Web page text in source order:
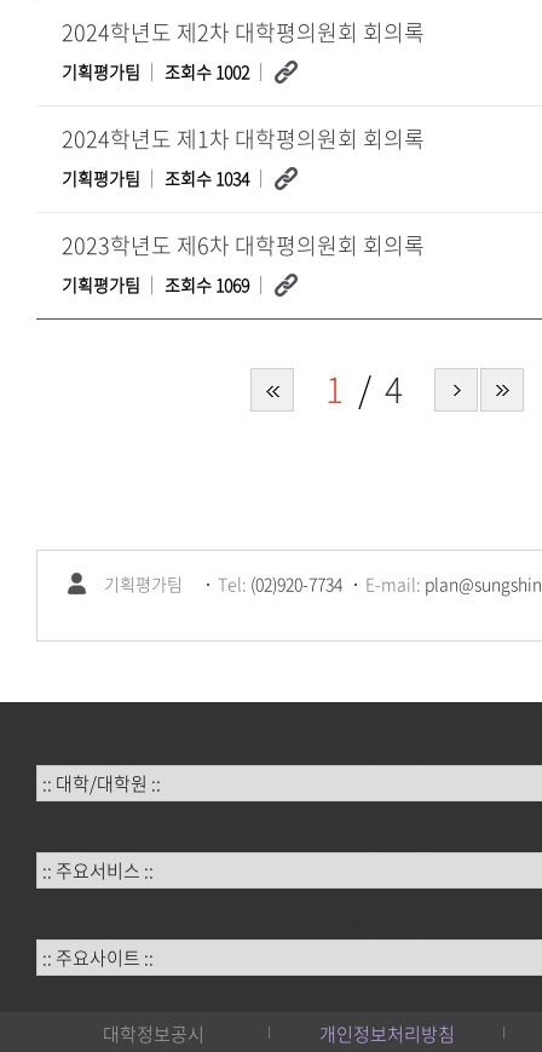
2024학년도 제2차 대학평의원회 회의록
기획평가팀 조회수 1002
2024학년도 제1차 대학평의원회 회의록
기획평가팀 조회수 1034
2023학년도 제6차 대학평의원회 회의록
기획평가팀 조회수 1069
1 4
기획평가팀 Tel: (02)920-7734 E-mail:
대학정보공시
개인정보처리방침